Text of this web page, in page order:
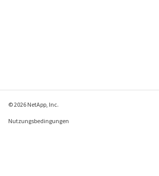
© 2026 NetApp, Inc.
Nutzungsbedingungen